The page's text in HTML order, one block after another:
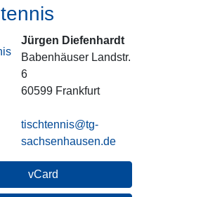
Jürgen Diefenhardt
Babenhäuser Landstr.
6
60599 Frankfurt
tischtennis@tg-
sachsenhausen.de
vCard